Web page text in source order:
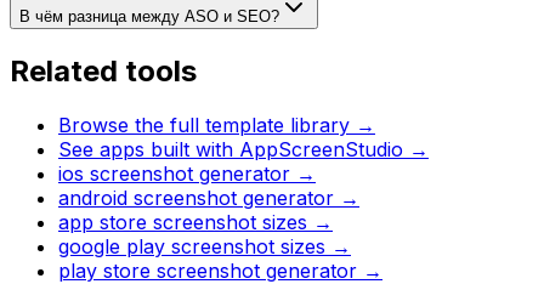
В чём разница между ASO и SEO?
Related tools
Browse the full template library →
See apps built with AppScreenStudio →
ios screenshot generator →
android screenshot generator →
app store screenshot sizes →
google play screenshot sizes →
play store screenshot generator →